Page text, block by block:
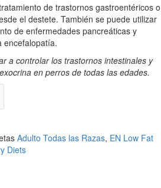
de trastornos gastroentéricos o
el destete. También se puede utilizar
de enfermedades pancreáticas y
encefalopatía.
a controlar los trastornos intestinales y
en perros de todas las edades.
Adulto Todas las Razas, EN Low Fat
Diets